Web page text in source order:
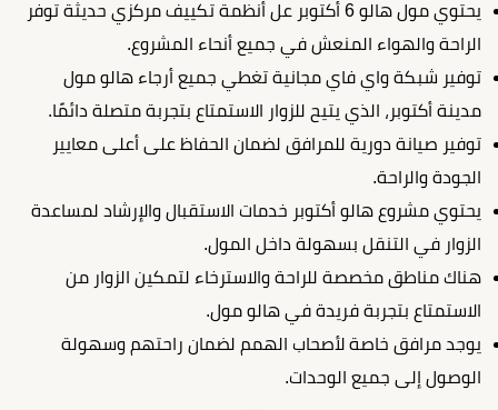
يحتوي مول هالو 6 أكتوبر عل أنظمة تكييف مركزي حديثة توفر
الراحة والهواء المنعش في جميع أنحاء المشروع.
توفير شبكة واي فاي مجانية تغطي جميع أرجاء هالو مول
مدينة أكتوبر، الذي يتيح للزوار الاستمتاع بتجربة متصلة دائمًا.
توفير صيانة دورية للمرافق لضمان الحفاظ على أعلى معايير
الجودة والراحة.
يحتوي مشروع هالو أكتوبر خدمات الاستقبال والإرشاد لمساعدة
الزوار في التنقل بسهولة داخل المول.
هناك مناطق مخصصة للراحة والاسترخاء لتمكين الزوار من
الاستمتاع بتجربة فريدة في هالو مول.
يوجد مرافق خاصة لأصحاب الهمم لضمان راحتهم وسهولة
الوصول إلى جميع الوحدات.